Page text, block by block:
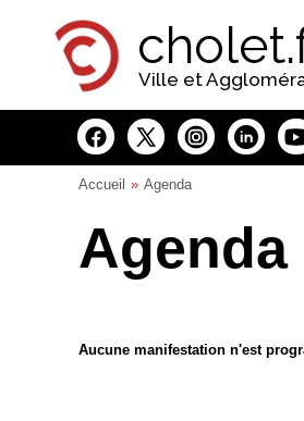
Ville et
Accueil Agenda
Agenda
Aucune manifestation n'est